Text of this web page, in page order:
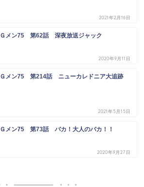
2021年2月16日
Ｇメン75 第62話 深夜放送ジャック
2020年9月11日
Ｇメン75 第214話 ニューカレドニア大追跡
2021年5月15日
Ｇメン75 第73話 バカ！大人のバカ！！
2020年9月27日